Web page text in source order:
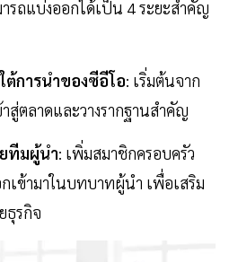
รถแบ่งออกได้เป็น 4 ระยะสำคัญ
ต้การนำของซีอีโอ: เริ่มต้นจาก
สู่ตลาดและวางรากฐานสำคัญ
ทีมผู้นำ: เพิ่มสมาชิกครอบครัว
ข้ามาในบทบาทผู้นำ เพื่อเสริม
ธุรกิจ